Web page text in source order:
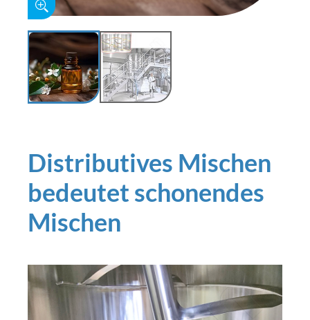
Distributives Mischen
bedeutet schonendes
Mischen